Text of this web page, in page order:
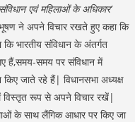
एवं महिलाओं के अधिकार’
ने अपने विचार रखते हुए कहा कि
भारतीय संविधान के अंतर्गत
हैं,समय-समय पर संविधान में
जाते रहे हैं| विधानसभा अध्यक्ष
विस्तृत रूप से अपने विचार रखें|
के साथ लैंगिक आधार पर किए जा